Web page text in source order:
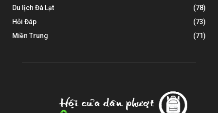
Du lịch Đà Lạt
(78)
Hỏi Đáp
(73)
Miền Trung
(71)